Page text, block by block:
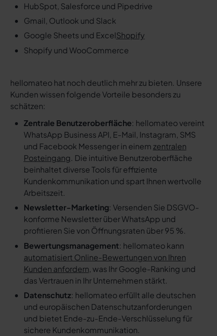
HubSpot, Salesforce und Pipedrive
Gmail, Outlook und Slack
Google Sheets und ExcelShopify
Shopify und WooCommerce
hellomateo hat noch deutlich mehr zu bieten. Unsere
Kunden wissen folgende Vorteile besonders zu
schätzen:
Zentrale Benutzeroberfläche: hellomateo vereint
WhatsApp Business API, E-Mail, Instagram, SMS
und Facebook Messenger in einem zentralen
Posteingang. Die intuitive Benutzeroberfläche
beinhaltet diverse Tools für effiziente
Kundenkommunikation und spart Ihnen wertvolle
Arbeitszeit.
Newsletter-Marketing: Versenden Sie DSGVO-
konforme Newsletter über WhatsApp und
profitieren Sie von Öffnungsraten über 95 %.
Bewertungsmanagement: hellomateo kann
automatisiert Online-Bewertungen von Ihren
Kunden anfordern, was Ihr Google-Ranking und
das Vertrauen in Ihr Unternehmen stärkt.
Datenschutz: hellomateo erfüllt alle deutschen
und europäischen Datenschutzanforderungen
und bietet Ende-zu-Ende-Verschlüsselung für
sichere Kundenkommunikation.